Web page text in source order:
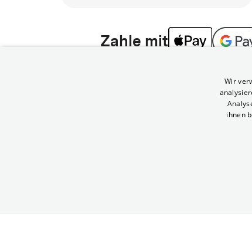
Zahle mit
Bitte beachte: Gastbuchungen sind nicht
min vor Filmbeginn stornierbare Tickets für
Melde dich an, um deine Benefits nutzen zu
Nur sofern du die Buchung angemeldet
Wir
ihnen